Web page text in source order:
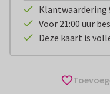
Klantwaardering
Voor 21:00 uur
Deze kaart is